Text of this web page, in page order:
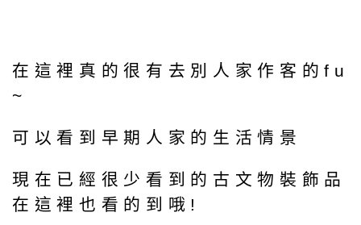
在這裡真的很有去別人家作客的fu
~
可以看到早期人家的生活情景
現在已經很少看到的古文物裝飾品
在這裡也看的到哦!